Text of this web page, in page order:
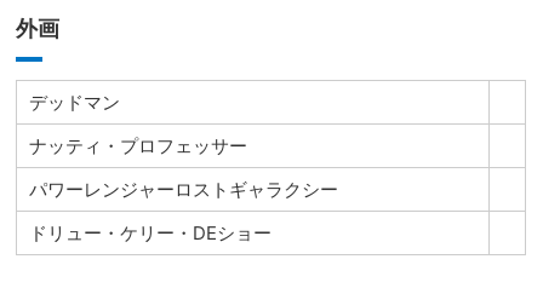
外画
デッドマン
ナッティ・プロフェッサー
パワーレンジャーロストギャラクシー
ドリュー・ケリー・DEショー